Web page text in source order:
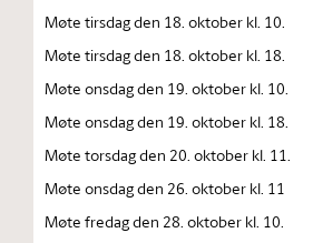
Møte tirsdag den 18. oktober kl. 10.
Møte tirsdag den 18. oktober kl. 18.
Møte onsdag den 19. oktober kl. 10.
Møte onsdag den 19. oktober kl. 18.
Møte torsdag den 20. oktober kl. 11.
Møte onsdag den 26. oktober kl. 11
Møte fredag den 28. oktober kl. 10.